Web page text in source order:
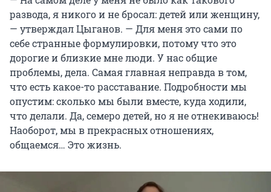
развода, я никого и не бросал: детей или женщину,
— утверждал Цыганов. — Для меня это сами по
себе странные формулировки, потому что это
дорогие и близкие мне люди. У нас общие
проблемы, дела. Самая главная неправда в том,
что есть какое-то расставание. Подробности мы
опустим: сколько мы были вместе, куда ходили,
что делали. Да, семеро детей, но я не отнекиваюсь!
Наоборот, мы в прекрасных отношениях,
общаемся… Это жизнь.